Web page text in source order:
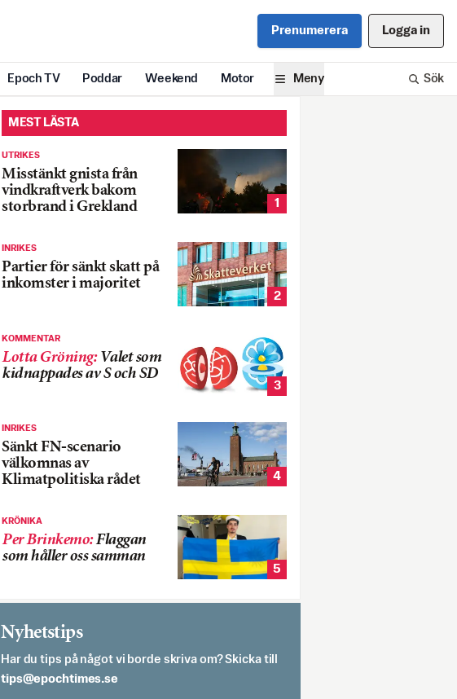
Prenumerera Logga in
Epoch TV Poddar Weekend Motor Meny Sök
MEST LÄSTA
UTRIKES
Misstänkt gnista från
vindkraftverk bakom
storbrand i Grekland
1
INRIKES
Partier för sänkt skatt på
inkomster i majoritet
2
KOMMENTAR
Lotta Gröning: Valet som
kidnappades av S och SD
3
INRIKES
Sänkt FN-scenario
välkomnas av
Klimatpolitiska rådet
4
KRÖNIKA
Per Brinkemo:Flaggan
som håller oss samman
5
Nyhetstips
Har du tips på något vi borde skriva om? Skicka till
es.semithcope@spit